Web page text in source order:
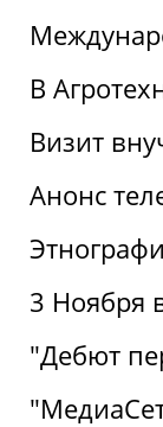
В
Визит
Анонс
3 Ноября
"Дебют